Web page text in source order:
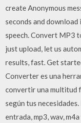
create Anonymous
seconds and
speech. Convert MP3
just upload, let us
results, fast. Get
Converter es una
convertir una multitud
según tus
entrada, mp3, wav,